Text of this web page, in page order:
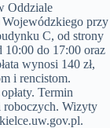
Oddziale
przy
C, od strony
10:00 do 17:00 oraz
wynosi 140 zł,
i rencistom.
Termin
roboczych. Wizyty